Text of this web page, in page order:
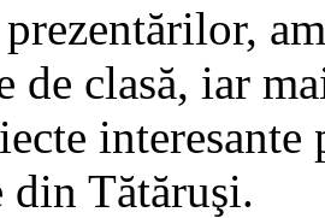
de clasă, iar
interesante
Tătăruşi.